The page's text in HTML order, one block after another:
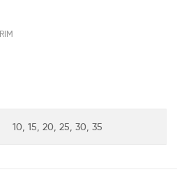
10, 15, 20, 25, 30, 35